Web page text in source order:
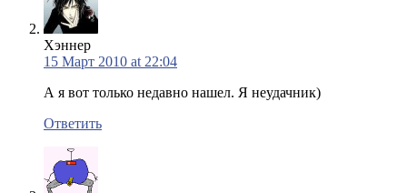
Хэннер
15 Март 2010 at 22:04
А я вот только недавно нашел. Я неудачник)
Ответить